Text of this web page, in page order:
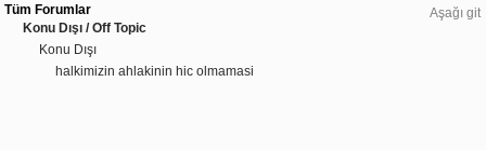
Aşağı git
Tüm Forumlar
Konu Dışı / Off Topic
Konu Dışı
halkimizin ahlakinin hic olmamasi